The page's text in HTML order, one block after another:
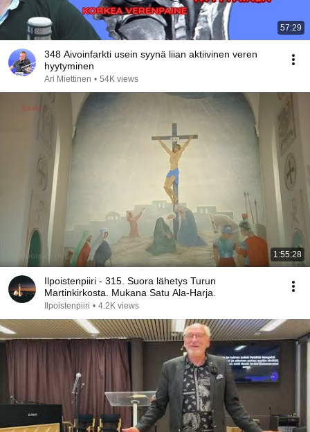
57:29
348 Aivoinfarkti usein syynä liian aktiivinen veren
hyytyminen
Ari Miettinen • 54K views
1:55:28
Ilpoistenpiiri - 315. Suora lähetys Turun
Martinkirkosta. Mukana Satu Ala-Harja.
Ilpoistenpiiri • 4.2K views